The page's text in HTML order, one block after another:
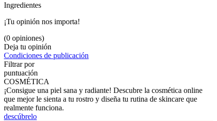
Ingredientes
¡Tu opinión nos importa!
(0 opiniones)
Deja tu opinión
Condiciones de publicación
Filtrar por
puntuación
COSMÉTICA
¡Consigue una piel sana y radiante! Descubre la cosmética online
que mejor le sienta a tu rostro y diseña tu rutina de skincare que
realmente funciona.
descúbrelo